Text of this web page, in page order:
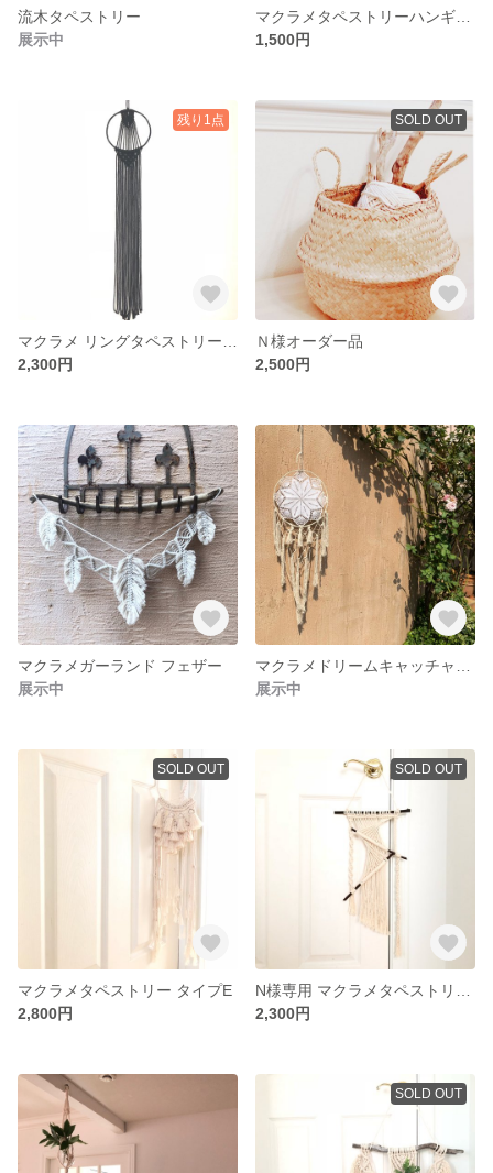
流木タペストリー
展示中
1,500円
残り1点
2,300円
SOLD OUT
Ｎ様オーダー品
2,500円
マクラメガーランド フェザー
展示中
展示中
SOLD OUT
マクラメタペストリー タイプE
2,800円
SOLD OUT
2,300円
SOLD OUT